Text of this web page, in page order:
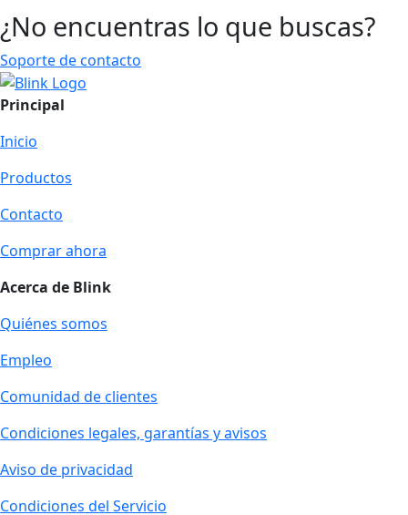
¿No encuentras lo que buscas?
Soporte de contacto
Principal
Inicio
Productos
Contacto
Comprar ahora
Acerca de Blink
Quiénes somos
Empleo
Comunidad de clientes
Condiciones legales, garantías y avisos
Aviso de privacidad
Condiciones del Servicio